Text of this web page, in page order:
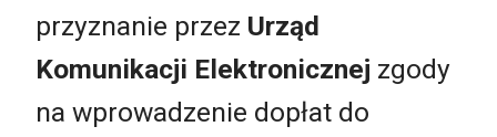
przyznanie przez Urząd
Komunikacji Elektronicznej zgody
na wprowadzenie dopłat do